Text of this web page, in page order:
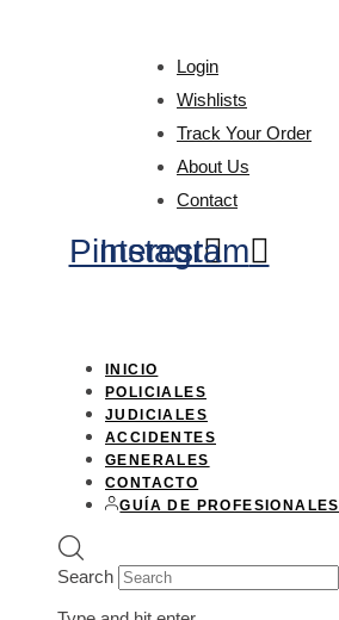
Login
Wishlists
Track Your Order
About Us
Contact
Pinterest
Instagram
INICIO
POLICIALES
JUDICIALES
ACCIDENTES
GENERALES
CONTACTO
GUÍA DE PROFESIONALES
Search